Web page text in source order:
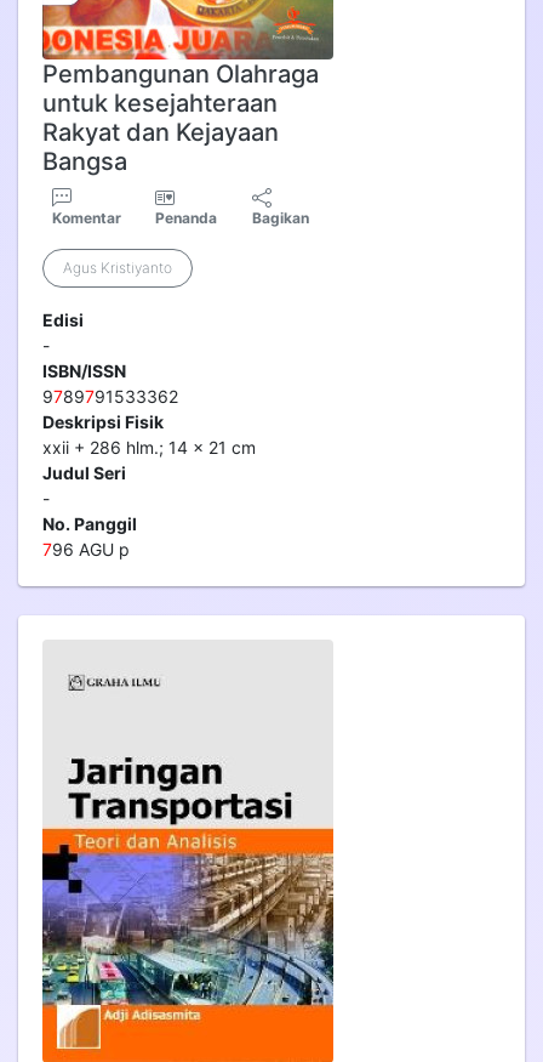
Pembangunan Olahraga
untuk kesejahteraan
Rakyat dan Kejayaan
Bangsa
Komentar Penanda Bagikan
Agus Kristiyanto
Edisi
-
ISBN/ISSN
9789791533362
Deskripsi Fisik
xxii + 286 hlm.; 14 x 21 cm
Judul Seri
-
No. Panggil
796 AGU p